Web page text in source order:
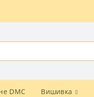
DMC Вишивка